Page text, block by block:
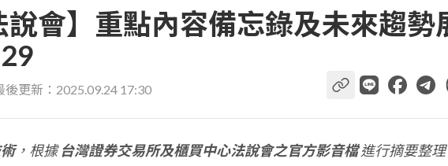
說會】重點內容備忘錄及未來趨勢
後更新： 2025.09.24 17:30
，根據台灣證券交易所及櫃買中心法說會之官方影音檔進行摘要整